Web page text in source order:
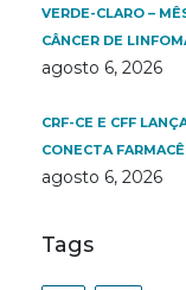
VERDE-CLARO –
CÂNCER DE
agosto 6, 2026
CRF-CE E CFF
CONECTA
agosto 6, 2026
Tags